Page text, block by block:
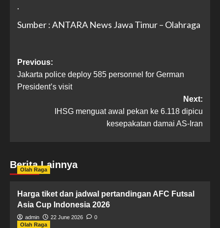
.
Sumber : ANTARA News Jawa Timur – Olahraga
Previous:
Jakarta police deploy 585 personnel for German
President’s visit
Next:
IHSG menguat awal pekan ke 6.118 dipicu
kesepakatan damai AS-Iran
Berita Lainnya
Olah Raga
Harga tiket dan jadwal pertandingan AFC Futsal
Asia Cup Indonesia 2026
admin 22 June 2026
0
Olah Raga